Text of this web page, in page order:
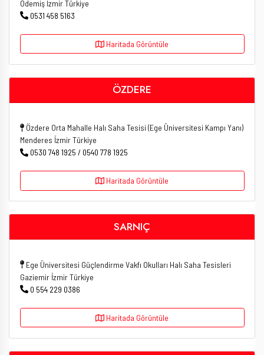
Ödemiş İzmir Türkiye
0531 458 5163
Haritada Görüntüle
ÖZDERE
Özdere Orta Mahalle Halı Saha Tesisi (Ege Üniversitesi Kampı Yanı)
Menderes İzmir Türkiye
0530 748 1925 / 0540 778 1925
Haritada Görüntüle
SARNIÇ
Ege Üniversitesi Güçlendirme Vakfı Okulları Halı Saha Tesisleri
Gaziemir İzmir Türkiye
0 554 229 0386
Haritada Görüntüle